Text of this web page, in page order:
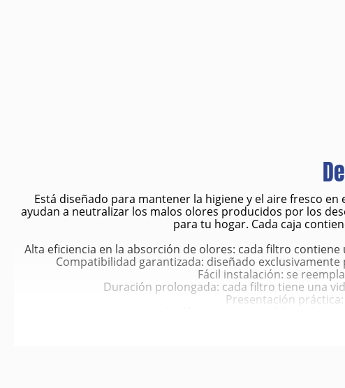
Está diseñado para mantener la higiene y el aire fresco
ayudan a neutralizar los malos olores producidos por los
para tu hogar. Cada caja
Alta eficiencia en la absorción de olores: cada filtro
Compatibilidad garantizada: diseñado
Fácil instalación: se
Duración prolongada: cada filtro tiene una
Presentación
Control efectivo de olores: